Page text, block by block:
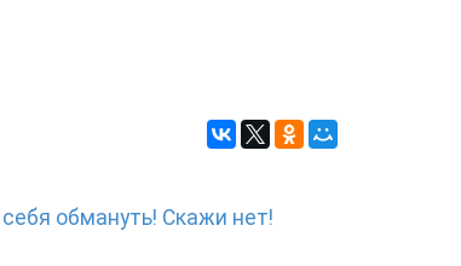
обмануть! Скажи нет!